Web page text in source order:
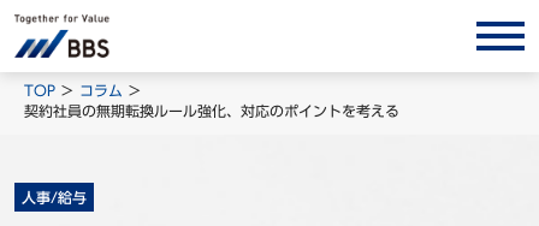
サービス/ソリューション
TOP
コラム
契約社員の無期転換ルール強化、対応のポイントを考える
人事/給与